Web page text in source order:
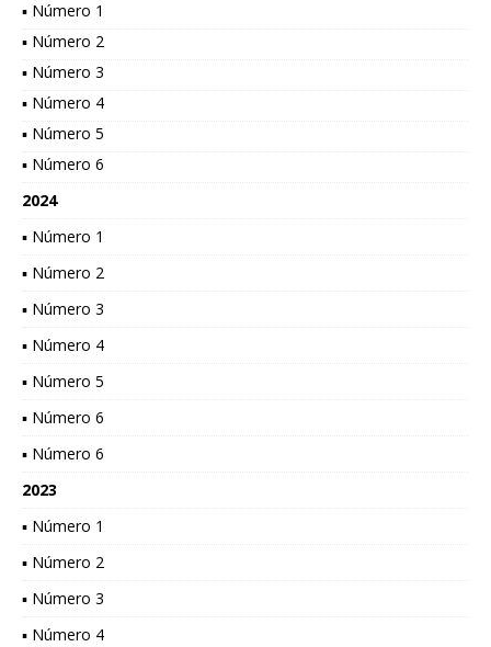
▪ Número 1
▪ Número 2
▪ Número 3
▪ Número 4
▪ Número 5
▪ Número 6
2024
▪ Número 1
▪ Número 2
▪ Número 3
▪ Número 4
▪ Número 5
▪ Número 6
▪ Número 6
2023
▪ Número 1
▪ Número 2
▪ Número 3
▪ Número 4